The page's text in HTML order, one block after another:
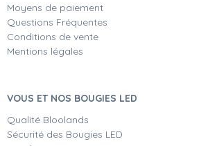
Moyens de paiement
Questions Fréquentes
Conditions de vente
Mentions légales
VOUS ET NOS BOUGIES LED
Qualité Bloolands
Sécurité des Bougies LED